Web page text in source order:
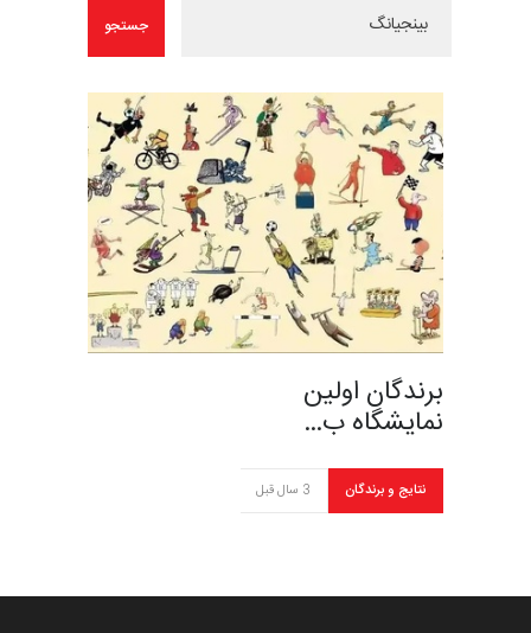
برندگان اولین
نمایشگاه ب…
نتایج و برندگان 3 سال قبل